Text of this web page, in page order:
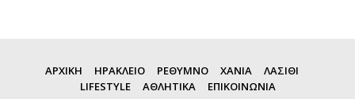
ΑΡΧΙΚΗ ΗΡΑΚΛΕΙΟ ΡΕΘΥΜΝΟ ΧΑΝΙΑ
ΛΑΣΙΘΙ
LIFESTYLE
ΑΘΛΗΤΙΚΑ ΕΠΙΚΟΙΝΩΝΙΑ